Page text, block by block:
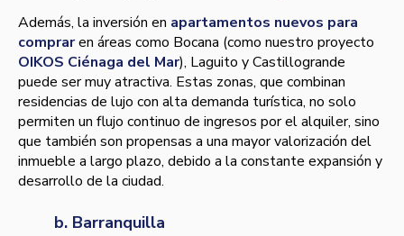
Además, la inversión en apartamentos nuevos para
compraren áreas como Bocana (como nuestro proyecto
OIKOS Ciénaga del Mar), Laguito y Castillogrande
puede ser muy atractiva. Estas zonas, que combinan
residencias de lujo con alta demanda turística, no solo
permiten un flujo continuo de ingresos por el alquiler, sino
que también son propensas a una mayor valorización del
inmueble a largo plazo, debido a la constante expansión y
desarrollo de la ciudad.
b. Barranquilla